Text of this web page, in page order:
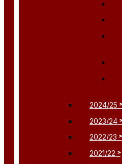
2024/25
2023/24
2022/23
2021/22